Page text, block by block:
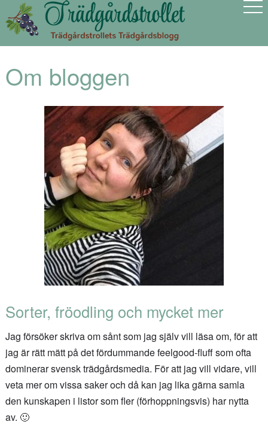
Om bloggen
Sorter, fröodling och mycket mer
Jag försöker skriva om sånt som jag själv vill läsa om, för att
jag är rätt mätt på det fördummande feelgood-fluff som ofta
dominerar svensk trädgårdsmedia. För att jag vill vidare, vill
veta mer om vissa saker och då kan jag lika gärna samla
den kunskapen i listor som fler (förhoppningsvis) har nytta
av. 🙂